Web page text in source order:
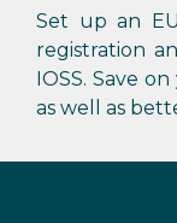
Set up an
registration
IOSS. Save
as well as